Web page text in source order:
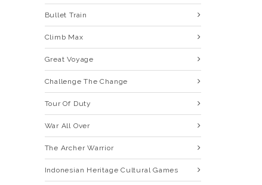
Bullet Train
Climb Max
Great Voyage
Challenge The Change
Tour Of Duty
War All Over
The Archer Warrior
Indonesian Heritage Cultural Games